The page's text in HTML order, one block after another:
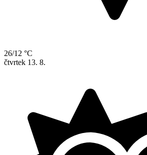
26/12 °C
čtvrtek 13. 8.